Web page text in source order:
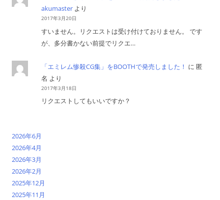
akumaster より
2017年3月20日
すいません。リクエストは受け付けておりません。 です
が、多分書かない前提でリクエ…
「エミレム惨殺CG集」をBOOTHで発売しました！ に 匿
名 より
2017年3月18日
リクエストしてもいいですか？
2026年6月
2026年4月
2026年3月
2026年2月
2025年12月
2025年11月